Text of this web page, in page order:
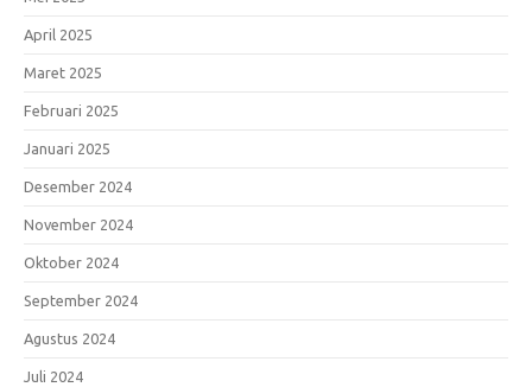
April 2025
Maret 2025
Februari 2025
Januari 2025
Desember 2024
November 2024
Oktober 2024
September 2024
Agustus 2024
Juli 2024